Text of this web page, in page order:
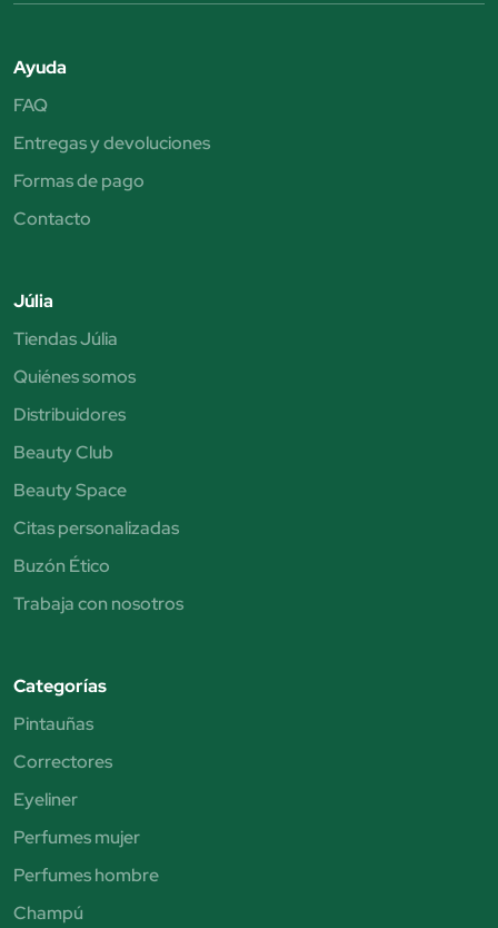
Ayuda
FAQ
Entregas y devoluciones
Formas de pago
Contacto
Júlia
Tiendas Júlia
Quiénes somos
Distribuidores
Beauty Club
Beauty Space
Citas personalizadas
Buzón Ético
Trabaja con nosotros
Categorías
Pintauñas
Correctores
Eyeliner
Perfumes mujer
Perfumes hombre
Champú